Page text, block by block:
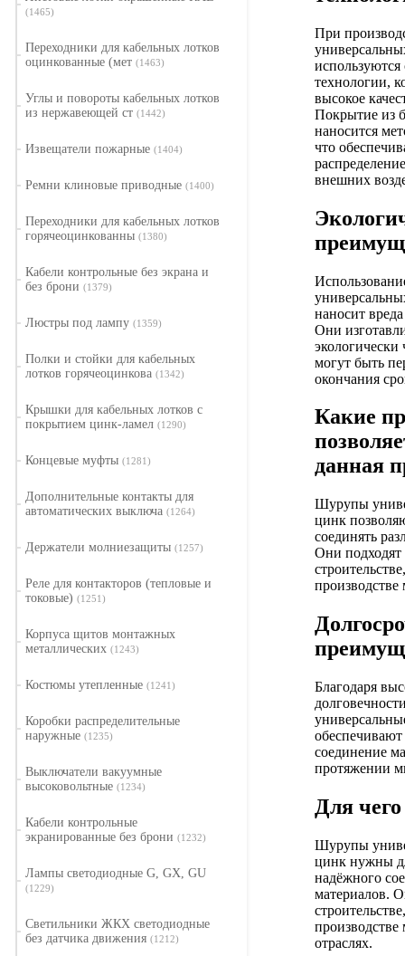
(1465)
Переходники для кабельных лотков
оцинкованные (мет (1463)
Углы и повороты кабельных лотков
из нержавеющей ст (1442)
Извещатели пожарные (1404)
Ремни клиновые приводные (1400)
Переходники для кабельных лотков
горячеоцинкованны (1380)
Кабели контрольные без экрана и
без брони (1379)
Люстры под лампу (1359)
Полки и стойки для кабельных
лотков горячеоцинкова (1342)
Крышки для кабельных лотков с
покрытием цинк-ламел (1290)
Концевые муфты (1281)
Дополнительные контакты для
автоматических выключа (1264)
Держатели молниезащиты (1257)
Реле для контакторов (тепловые и
токовые) (1251)
Корпуса щитов монтажных
металлических (1243)
Костюмы утепленные (1241)
Коробки распределительные
наружные (1235)
Выключатели вакуумные
высоковольтные (1234)
Кабели контрольные
экранированные без брони (1232)
Лампы светодиодные G, GX, GU
(1229)
Светильники ЖКХ светодиодные
без датчика движения (1212)
При
технологии,
высокое
Покрытие из
наносится
что
внешних
наносит
Они
могут быть
окончания
Какие
данная
Шурупы
цинк
соединять
Они подходят
производстве
Благодаря
соединение
протяжении
Для
Шурупы
цинк нужны
надёжного
материалов.
отраслях.